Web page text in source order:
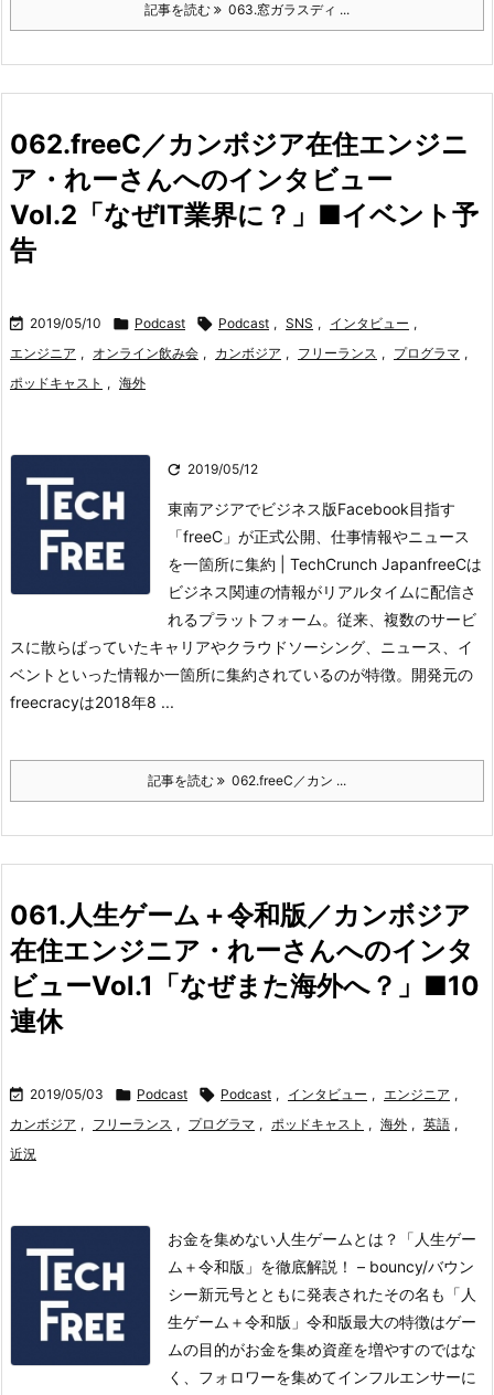
記事を読む 063.窓ガラスディ ...
062.freeC／カンボジア在住エンジニ
ア・れーさんへのインタビュー
Vol.2「なぜIT業界に？」■イベント予
告
 2019/05/10  Podcast  Podcast , SNS , インタビュー ,
エンジニア , オンライン飲み会 , カンボジア , フリーランス , プログラマ ,
ポッドキャスト , 海外
 2019/05/12
東南アジアでビジネス版Facebook目指す
「freeC」が正式公開、仕事情報やニュース
を一箇所に集約 | TechCrunch JapanfreeCは
ビジネス関連の情報がリアルタイムに配信さ
れるプラットフォーム。 従来、複数のサービ
スに散らばっていたキャリアやクラウドソーシング、ニュース、イ
ベントといった情報か一箇所に集約されているのが特徴。 開発元の
freecracyは2018年8 ...
記事を読む 062.freeC／カン ...
061.人生ゲーム＋令和版／カンボジア
在住エンジニア・れーさんへのインタ
ビューVol.1「なぜまた海外へ？」■10
連休
 2019/05/03  Podcast  Podcast , インタビュー , エンジニア ,
カンボジア , フリーランス , プログラマ , ポッドキャスト , 海外 , 英語 ,
近況
お金を集めない人生ゲームとは？「人生ゲー
ム＋令和版」を徹底解説！ – bouncy/バウン
シー新元号とともに発表されたその名も「人
生ゲーム＋令和版」 令和版最大の特徴はゲー
ムの目的がお金を集め資産を増やすのではな
く、フォロワーを集めてインフルエンサーに